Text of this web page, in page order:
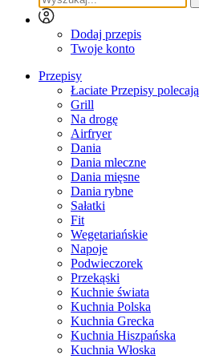
Dodaj przepis
Twoje konto
Przepisy
Łaciate Przepisy polecają
Grill
Na drogę
Airfryer
Dania
Dania mleczne
Dania mięsne
Dania rybne
Sałatki
Fit
Wegetariańskie
Napoje
Podwieczorek
Przekąski
Kuchnie świata
Kuchnia Polska
Kuchnia Grecka
Kuchnia Hiszpańska
Kuchnia Włoska